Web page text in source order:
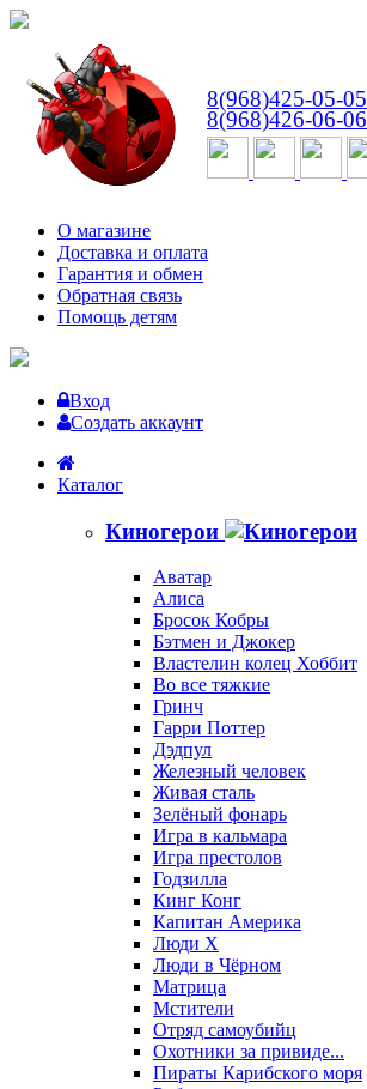
8(968)425-05-05
8(968)426-06-06
О магазине
Доставка и оплата
Гарантия и обмен
Обратная связь
Помощь детям
Вход
Создать аккаунт
Каталог
Киногерои
Аватар
Алиса
Бросок Кобры
Бэтмен и Джокер
Властелин колец Хоббит
Во все тяжкие
Гринч
Гарри Поттер
Дэдпул
Железный человек
Живая сталь
Зелёный фонарь
Игра в кальмара
Игра престолов
Годзилла
Кинг Конг
Капитан Америка
Люди X
Люди в Чёрном
Матрица
Мстители
Отряд самоубийц
Охотники за привиде...
Пираты Карибского моря